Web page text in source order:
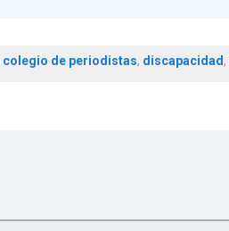
colegio de periodistas, discapacidad,